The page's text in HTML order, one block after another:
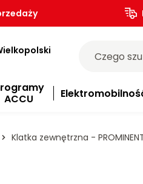
ACCU
Klatka zewnętrzna -